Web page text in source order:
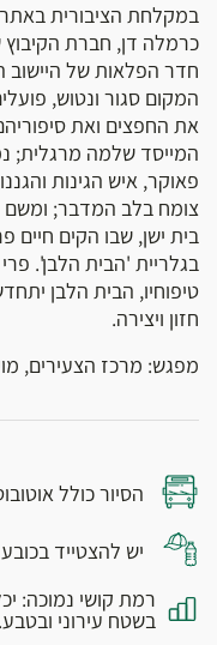
במקלחת הציבורית
חדר הפלאות של
המקום סגור ונטוש,
את החפצים ואת
המייסד שלמה מרגלית;
פאוקר, איש הגינות
צומח בלב המדבר; ומשם
בית ישן, שבו הקים חיים
בגלריית 'הבית הלבן'.
טיפוחיו, הבית הלבן
חזון ויצירה.
מפגש: מרכז הצעירים,
הסיור כולל
יש להצטייד
רמת קושי נמוכה:
בשטח עירוני ובטבע.